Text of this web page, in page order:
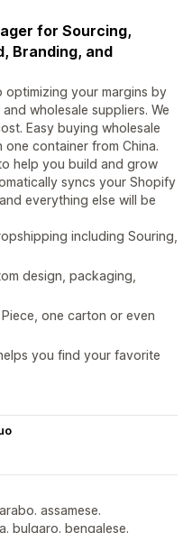
for Sourcing,
Branding, and
your margins by
wholesale suppliers. We
Easy buying wholesale
container from China.
help you build and grow
syncs your Shopify
everything else will be
including Souring,
design, packaging,
one carton or even
you find your favorite
assamese.
bulgaro. bengalese.